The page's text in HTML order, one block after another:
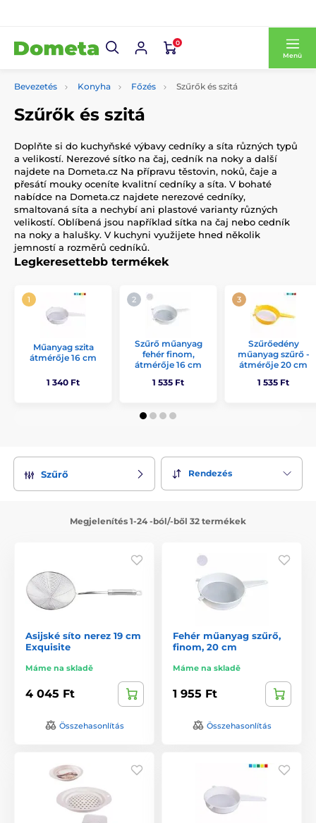
0
Menü
Bevezetés Konyha Főzés Szűrők és szitá
Szűrők és szitá
Doplňte si do kuchyňské výbavy cedníky a síta různých typů
a velikostí. Nerezové sítko na čaj, cedník na noky a další
najdete na Dometa.cz Na přípravu těstovin, noků, čaje a
přesátí mouky oceníte kvalitní cedníky a síta. V bohaté
nabídce na Dometa.cz najdete nerezové cedníky,
smaltovaná síta a nechybí ani plastové varianty různých
velikostí. Oblíbená jsou například sítka na čaj nebo cedník
na noky a halušky. V kuchyni využijete hned několik
jemností a rozměrů cedníků.
Legkeresettebb termékek
Műanyag szita
átmérője 16 cm
1 340 Ft
Szűrő műanyag
fehér finom,
átmérője 16 cm
1 535 Ft
Szűrőedény
műanyag szűrő -
átmérője 20 cm
1 535 Ft
Szűrő Rendezés
Megjelenítés 1-24 -ból/-ből 32 termékek
Asijské síto nerez 19 cm
Exquisite
Máme na skladě
4 045 Ft
Összehasonlítás
Fehér műanyag szűrő,
finom, 20 cm
Máme na skladě
1 955 Ft
Összehasonlítás